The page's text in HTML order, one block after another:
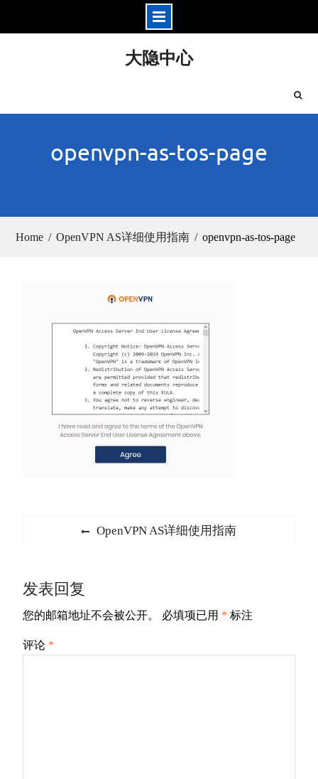
大隐中心
openvpn-as-tos-page
Home OpenVPN AS详细使用指南 openvpn-as-tos-page
航
Previous
OpenVPN AS详细使用指南
发表回复
您的邮箱地址不会被公开。 必填项已用 * 标注
评论 *